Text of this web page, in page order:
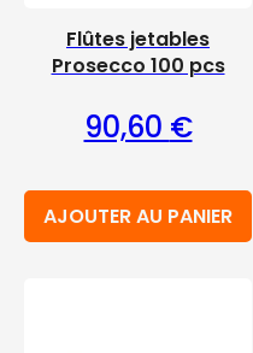
Flûtes jetables
Prosecco 100 pcs
90,60 €
AJOUTER AU PANIER